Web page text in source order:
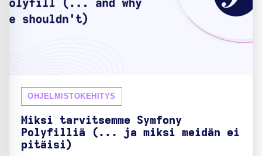
OHJELMISTOKEHITYS
Miksi tarvitsemme Symfony
Polyfilliä (... ja miksi meidän ei
pitäisi)